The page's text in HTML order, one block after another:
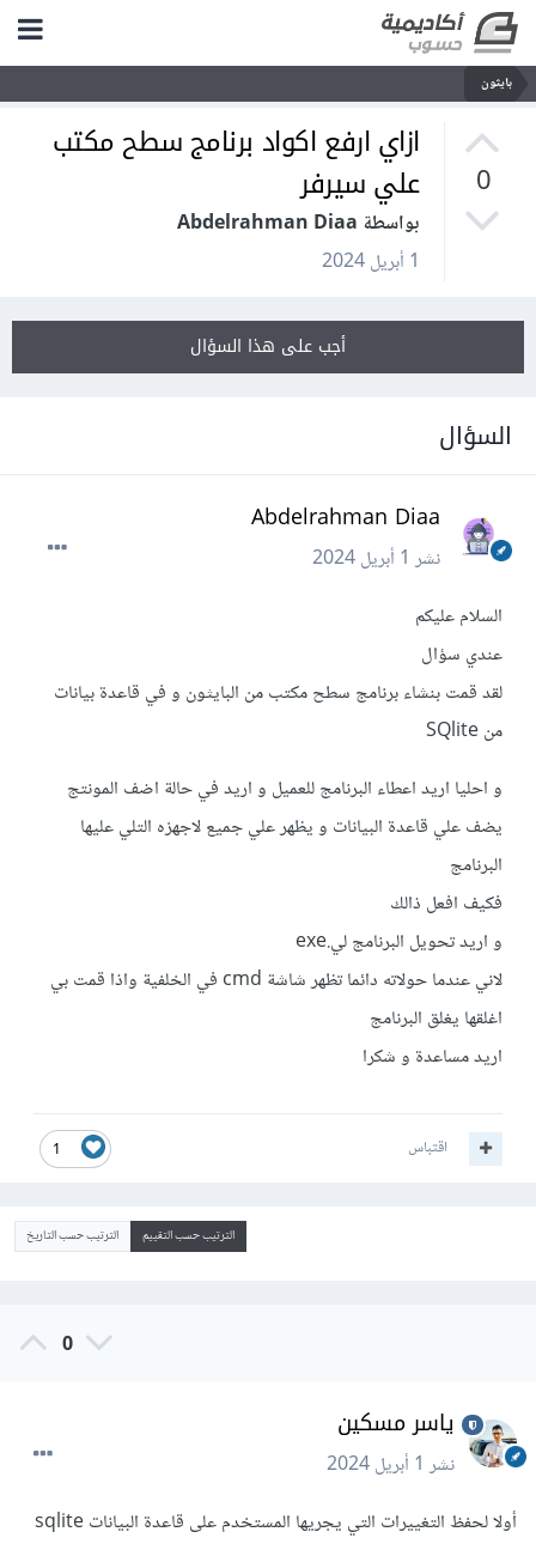
بايثون
0
ازاي ارفع اكواد برنامج سطح مكتب
علي سيرفر
بواسطة Abdelrahman Diaa
1 أبريل 2024
أجب على هذا السؤال
السؤال
Abdelrahman Diaa
نشر1 أبريل 2024
السلام عليكم
عندي سؤال
لقد قمت بنشاء برنامج سطح مكتب من البايثون و في قاعدة بيانات
من SQlite
و احليا اريد اعطاء البرنامج للعميل و اريد في حالة اضف المونتج
يضف علي قاعدة البيانات و يظهر علي جميع لاجهزه التلي عليها
البرنامج
فكيف افعل ذالك
و اريد تحويل البرنامج لي.exe
لاني عندما حولاته دائما تظهر شاشة cmd في الخلفية واذا قمت بي
اغلقها يغلق البرنامج
اريد مساعدة و شكرا
1 اقتباس
الترتيب حسب التقييم الترتيب حسب التاريخ
0
ياسر مسكين
نشر1 أبريل 2024
أولا لحفظ التغييرات التي يجريها المستخدم على قاعدة البيانات sqlite